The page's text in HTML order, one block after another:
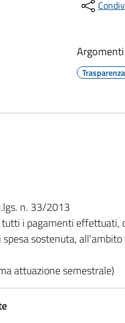
Argomenti
n. 33/2013
i pagamenti effettuati,
sostenuta,
attuazione semestrale)